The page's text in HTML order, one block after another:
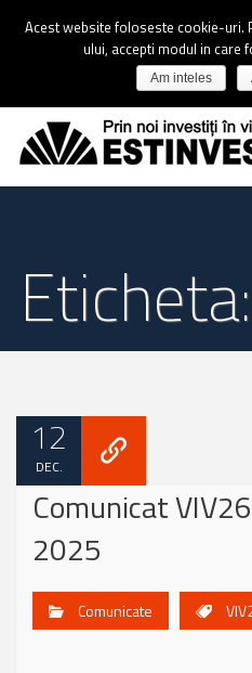
12
DEC.
Comunicat
2025
Comunicate
Acest website foloseste cookie-uri.
ului, accepti modul in care
Am inteles